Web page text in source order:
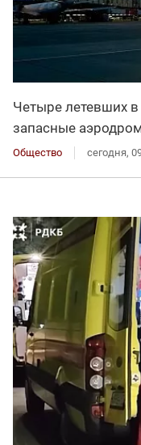
Четыре летевших
запасные
Общество сегодня,